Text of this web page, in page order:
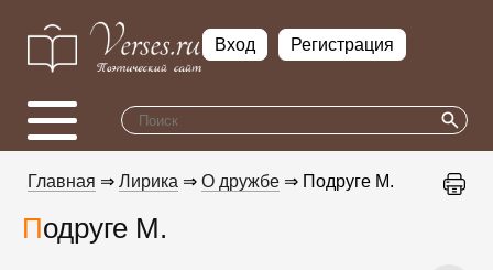
Вход Регистрация
Главная ⇒ Лирика ⇒ О дружбе ⇒ Подруге М.
Подруге М.